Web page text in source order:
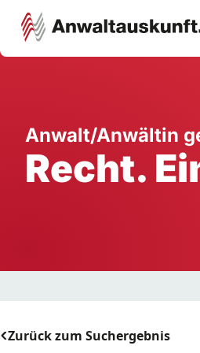
Ausbildung
Anwalt/Anwältin
Recht.
Zurück zum Suchergebnis